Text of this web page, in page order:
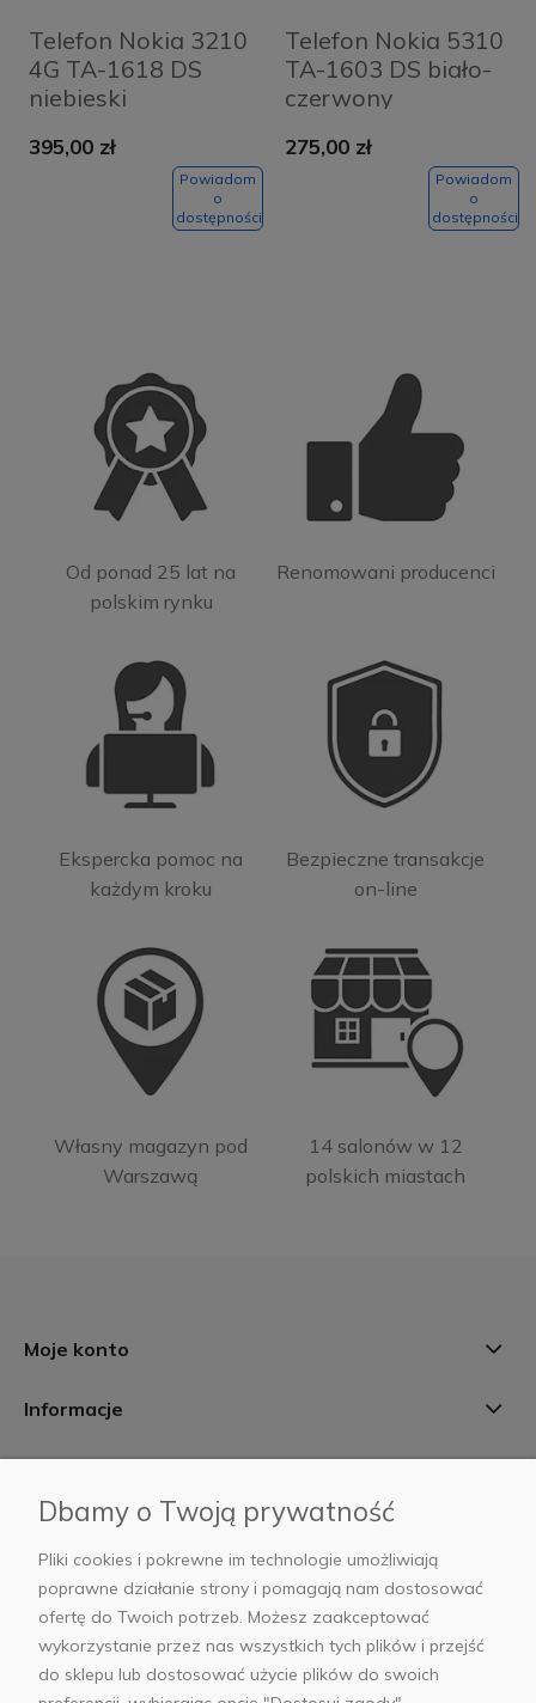
Telefon Nokia 3210
4G TA-1618 DS
niebieski
395,00 zł
Powiadom
o
dostępności
Telefon Nokia 5310
TA-1603 DS biało-
czerwony
275,00 zł
Powiadom
o
dostępności
Od ponad 25 lat na
polskim rynku
Renomowani producenci
Ekspercka pomoc na
każdym kroku
Bezpieczne transakcje
on-line
Własny magazyn pod
Warszawą
14 salonów w 12
polskich miastach
Moje konto
Informacje
AB Foto
sklep@abfoto.pl
Dbamy o Twoją prywatność
Pliki cookies i pokrewne im technologie umożliwiają
poprawne działanie strony i pomagają nam dostosować
ofertę do Twoich potrzeb. Możesz zaakceptować
wykorzystanie przez nas wszystkich tych plików i przejść
do sklepu lub dostosować użycie plików do swoich